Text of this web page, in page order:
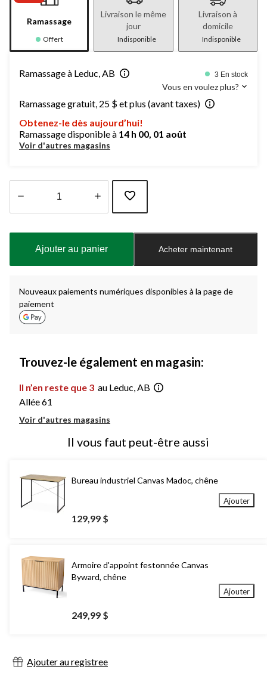
Ramassage
Offert
Livraison le même
jour
Indisponible
Livraison à
domicile
Indisponible
Ramassage à Leduc, AB 3 En stock
Vous en voulez plus?
Ramassage gratuit, 25 $ et plus (avant taxes)
Obtenez-le dès aujourd’hui!
Ramassage disponible à 14 h 00, 01 août
Voir d'autres magasins
à
Ajouter au panier Acheter maintenant
Nouveaux paiements numériques disponibles à la page de
paiement
Trouvez-le également en magasin:
Il n’en reste que 3 au Leduc, AB
Allée 61
Voir d'autres magasins
Il vous faut peut-être aussi
Bureau industriel Canvas Madoc, chêne
129,99 $
Ajouter
Armoire d'appoint festonnée Canvas
Byward, chêne
249,99 $
Ajouter
Ajouter au registree